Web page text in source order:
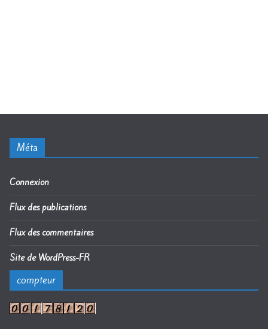
Méta
Connexion
Flux des publications
Flux des commentaires
Site de WordPress-FR
compteur